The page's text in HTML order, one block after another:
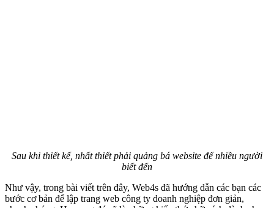
Sau khi thiết kế, nhất thiết phải quảng bá website để nhiều người
biết đến
Như vậy, trong bài viết trên đây, Web4s đã hướng dẫn các bạn các
bước cơ bản để lập trang web công ty doanh nghiệp đơn giản,